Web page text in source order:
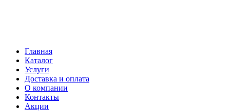
Главная
Каталог
Услуги
Доставка и оплата
О компании
Контакты
Акции